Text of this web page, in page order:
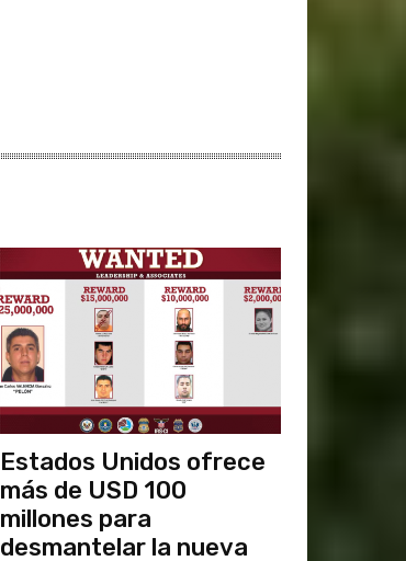
Estados Unidos ofrece
más de USD 100
millones para
desmantelar la nueva